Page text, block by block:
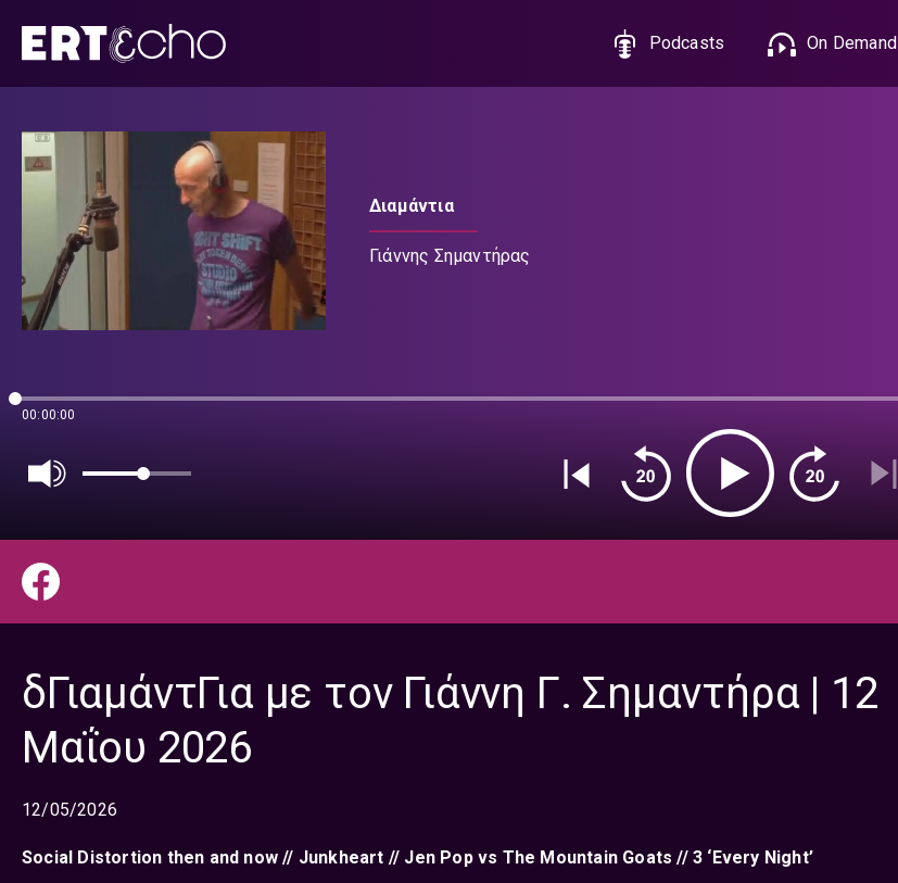
περιεχόμενο
Podcasts On Demand
Διαμάντια
Γιάννης Σημαντήρας
00:00:00
δΓιαμάντΓια με τον Γιάννη Γ. Σημαντήρα | 12
Μαΐου 2026
12/05/2026
Social Distortion then and now // Junkheart // Jen Pop vs The Mountain Goats // 3 ‘Every Night’